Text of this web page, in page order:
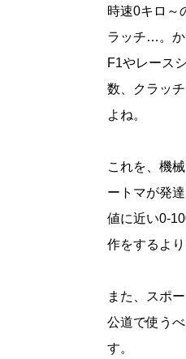
時速0キロ～
ラッチ…。か
F1やレース
数、クラッ
よね。
これを、機
ートマが発
値に近い0-
作をするよ
また、スポ
公道で使う
す。